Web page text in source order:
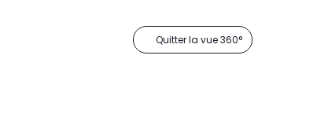
Quitter la vue 360°